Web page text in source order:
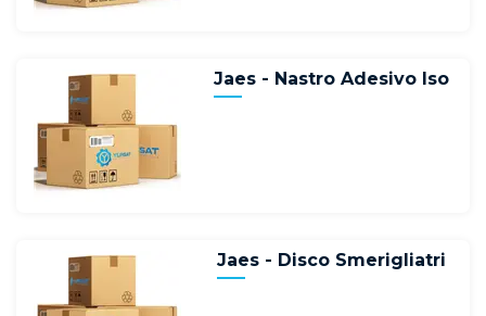
Jaes - Nastro Adesivo Iso
Jaes - Disco Smerigliatri